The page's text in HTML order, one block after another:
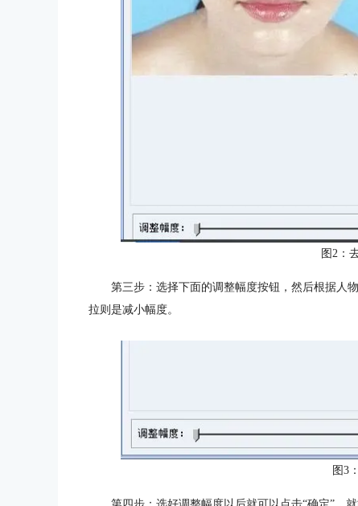
图2：
第三步：选择下面的调整幅度按钮，然后根据人
拉则是减小幅度。
图3